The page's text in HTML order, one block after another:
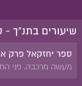
שיעורים בתנ"ך -
ספר יחזקאל פרק א
מעשה מרכבה. פני